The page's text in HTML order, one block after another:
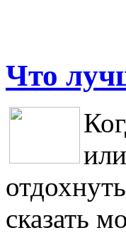
Что
сказать